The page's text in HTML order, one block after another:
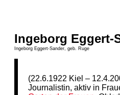
Ingeborg Eggert-
Ingeborg Eggert-Sander, geb. Ruge
(22.6.1922 Kiel –
Journalistin, aktiv in